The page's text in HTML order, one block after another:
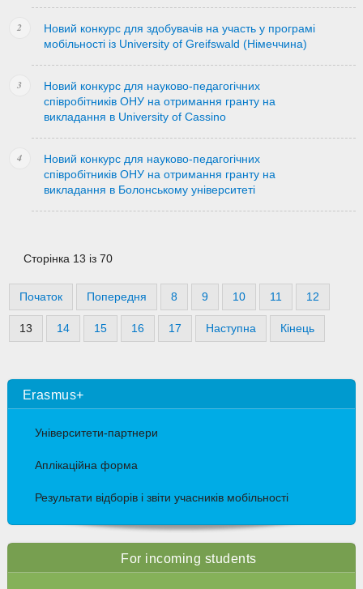
Новий конкурс для здобувачів на участь у програмі
мобільності із University of Greifswald (Німеччина)
Новий конкурс для науково-педагогічних
співробітників ОНУ на отримання гранту на
викладання в University of Cassino
Новий конкурс для науково-педагогічних
співробітників ОНУ на отримання гранту на
викладання в Болонському університеті
Сторінка 13 із 70
Початок Попередня 8 9 10 11 12
13 14 15 16 17 Наступна Кінець
Erasmus+
Університети-партнери
Аплікаційна форма
Результати відборів і звіти учасників мобільності
For incoming students